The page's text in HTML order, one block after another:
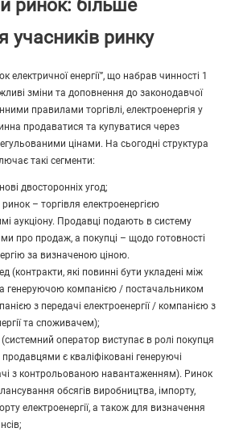
ринок: більше
учасників ринку
електричної енергії”, що набрав чинності 1
зміни та доповнення до законодавчої
правилами торгівлі, електроенергія у
продаватися та купуватися через
цінами. На сьогодні структура
такі сегменти:
двосторонніх угод;
– торгівля електроенергією
аукціону. Продавці подають в систему
про продаж, а покупці – щодо готовності
за визначеною ціною.
(контракти, які повинні бути укладені між
генеруючою компанією / постачальником
з передачі електроенергії / компанією з
та споживачем);
оператор виступає в ролі покупця
є кваліфіковані генеруючі
з контрольованою навантаженням). Ринок
обсягів виробництва, імпорту,
електроенергії, а також для визначення